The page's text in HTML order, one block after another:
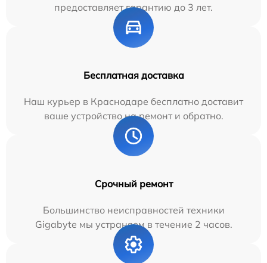
предоставляет гарантию до 3 лет.
Бесплатная доставка
Наш курьер в Краснодаре бесплатно доставит
ваше устройство на ремонт и обратно.
Срочный ремонт
Большинство неисправностей техники
Gigabyte мы устраняем в течение 2 часов.